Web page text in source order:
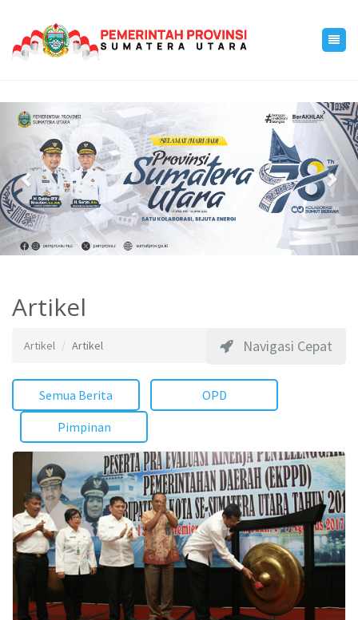
Previous
Artikel
Navigasi Cepat
Artikel Artikel
Semua Berita
OPD
Pimpinan